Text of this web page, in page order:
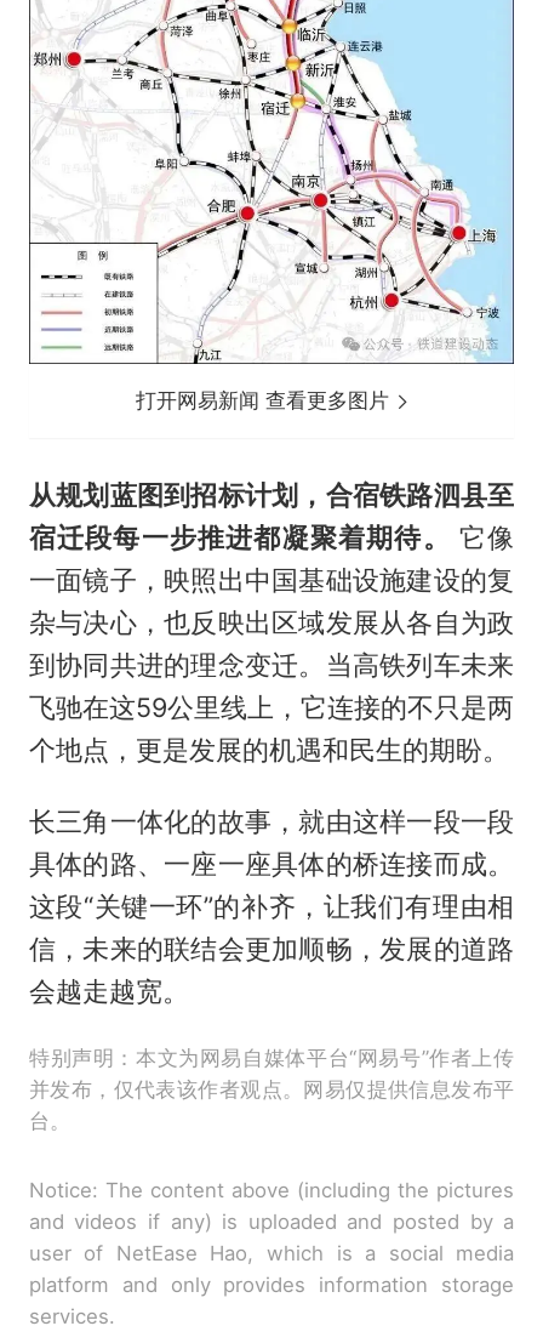
打开网易新闻 查看更多图片
从规划蓝图到招标计划，合宿铁路泗县至
宿迁段每一步推进都凝聚着期待。
它像
一面镜子，映照出中国基础设施建设的复
杂与决心，也反映出区域发展从各自为政
到协同共进的理念变迁。当高铁列车未来
飞驰在这59公里线上，它连接的不只是两
个地点，更是发展的机遇和民生的期盼。
长三角一体化的故事，就由这样一段一段
具体的路、一座一座具体的桥连接而成。
这段“关键一环”的补齐，让我们有理由相
信，未来的联结会更加顺畅，发展的道路
会越走越宽。
特别声明：本文为网易自媒体平台“网易号”作者上传
并发布，仅代表该作者观点。网易仅提供信息发布平
台。
Notice: The content above (including the pictures
and videos if any) is uploaded and posted by a
user of NetEase Hao, which is a social media
platform and only provides information storage
services.